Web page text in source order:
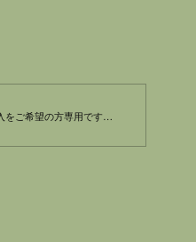
こちらは同梱用の《浄化》です。 おまとめ購入をご希望の方専用です。宜しくお願い致します。